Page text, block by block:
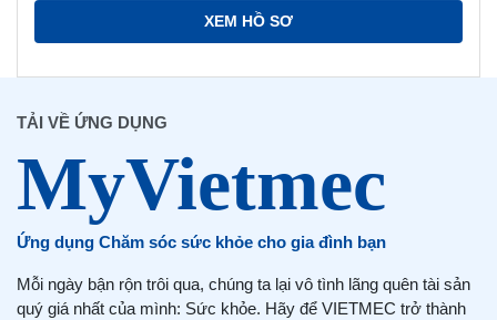
XEM HỒ SƠ
TẢI VỀ ỨNG DỤNG
Ứng dụng Chăm sóc sức khỏe cho gia đình bạn
Mỗi ngày bận rộn trôi qua, chúng ta lại vô tình lãng quên tài sản
quý giá nhất của mình: Sức khỏe. Hãy để VIETMEC trở thành